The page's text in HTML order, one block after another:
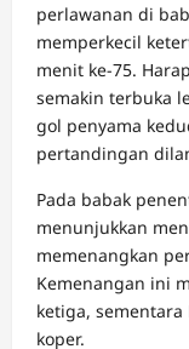
perlawanan di
memperkecil
menit ke-75.
semakin terbuka
gol penyama
pertandingan
Pada babak
menunjukkan
memenangkan
Kemenangan ini
ketiga,
koper.